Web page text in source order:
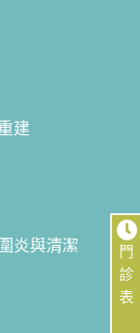
門
診
表
建
炎與清潔